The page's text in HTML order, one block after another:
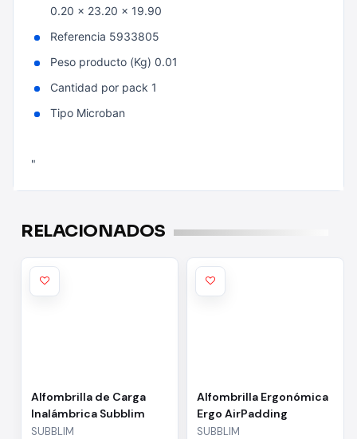
0.20 x 23.20 x 19.90
Referencia 5933805
Peso producto (Kg) 0.01
Cantidad por pack 1
Tipo Microban
"
RELACIONADOS
Alfombrilla de Carga
Inalámbrica Subblim
10WAL01/ 287 x 197 x
SUBBLIM
Alfombrilla Ergonómica
Ergo AirPadding
Subblim/
SUBBLIM